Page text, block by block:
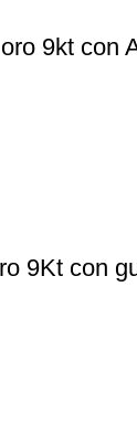
9kt con
9Kt con